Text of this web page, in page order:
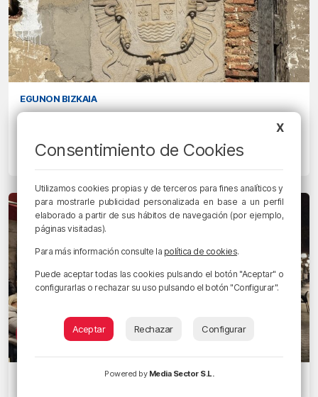
EGUNON BIZKAIA
Zamudio refuerza la preservación de
20/04/2026 • 13:30 • RADIO POPULAR - HERRI IRRATIA
EGUNON MAGAZINE
X
Consentimiento de Cookies
Utilizamos cookies propias y de terceros para fines analíticos y
para mostrarle publicidad personalizada en base a un perfil
elaborado a partir de sus hábitos de navegación (por ejemplo,
páginas visitadas).
Para más información consulte la política de cookies.
Puede aceptar todas las cookies pulsando el botón "Aceptar" o
configurarlas o rechazar su uso pulsando el botón "Configurar".
Aceptar Rechazar Configurar
Powered by Media Sector S.L.